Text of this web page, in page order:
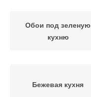
Обои под зеленую
кухню
Бежевая кухня